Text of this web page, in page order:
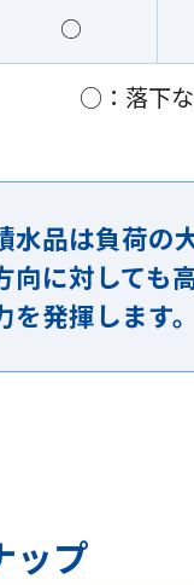
○
○：落下
水品は負荷の
向に対しても
を発揮します。
ップ